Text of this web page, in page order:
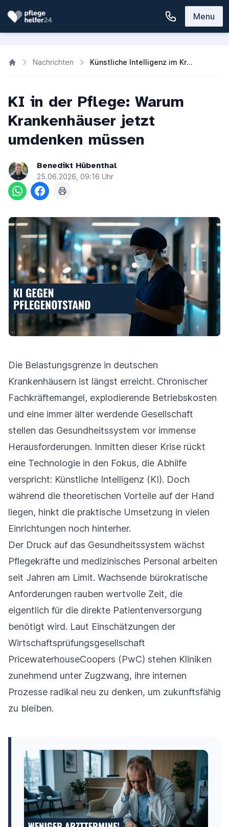
Menu
Nachrichten Künstliche Intelligenz im Krankenhaus: Entlastung für die Pflege?
KI in der Pflege: Warum
Krankenhäuser jetzt
umdenken müssen
Benedikt Hübenthal
25.06.2026, 09:16 Uhr
Die Belastungsgrenze in deutschen
Krankenhäusern ist längst erreicht. Chronischer
Fachkräftemangel, explodierende Betriebskosten
und eine immer älter werdende Gesellschaft
stellen das Gesundheitssystem vor immense
Herausforderungen. Inmitten dieser Krise rückt
eine Technologie in den Fokus, die Abhilfe
verspricht: Künstliche Intelligenz (KI). Doch
während die theoretischen Vorteile auf der Hand
liegen, hinkt die praktische Umsetzung in vielen
Einrichtungen noch hinterher.
Der Druck auf das Gesundheitssystem wächst
Pflegekräfte und medizinisches Personal arbeiten
seit Jahren am Limit. Wachsende bürokratische
Anforderungen rauben wertvolle Zeit, die
eigentlich für die direkte Patientenversorgung
benötigt wird. Laut Einschätzungen der
Wirtschaftsprüfungsgesellschaft
PricewaterhouseCoopers (PwC) stehen Kliniken
zunehmend unter Zugzwang, ihre internen
Prozesse radikal neu zu denken, um zukunftsfähig
zu bleiben.